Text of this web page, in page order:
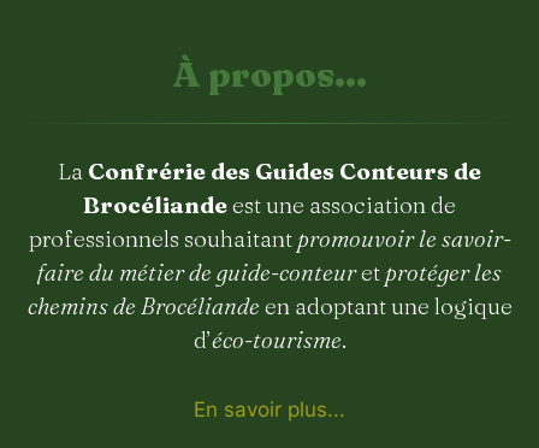
À propos...
La Confrérie des Guides Conteurs de
Brocéliandeest une association de
professionnels souhaitant promouvoir le savoir-
faire du métier de guide-conteuret protéger les
chemins de Brocéliande en adoptant une logique
d’éco-tourisme.
En savoir plus...